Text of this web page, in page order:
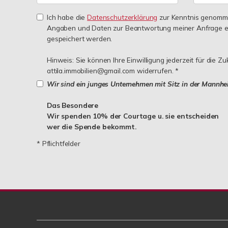
Ich habe dieDatenschutzerklärung zur Kenntnis
Angaben und Daten zur Beantwortung meiner Anfrage
gespeichert werden.
Hinweis: Sie können Ihre Einwilligung jederzeit für die
attila.immobilien@gmail.com widerrufen. *
Wir sind ein junges Unternehmen mit Sitz in der
Das Besondere
Wir spenden 10% der Courtage u. sie entscheiden
wer die Spende bekommt.
* Pflichtfelder